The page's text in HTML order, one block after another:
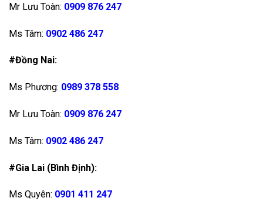
Mr Lưu Toàn: 0909 876 247
Ms Tâm: 0902 486 247
#Đồng Nai:
Ms Phương: 0989 378 558
Mr Lưu Toàn: 0909 876 247
Ms Tâm: 0902 486 247
#Gia Lai (Bình Định):
Ms Quyên: 0901 411 247